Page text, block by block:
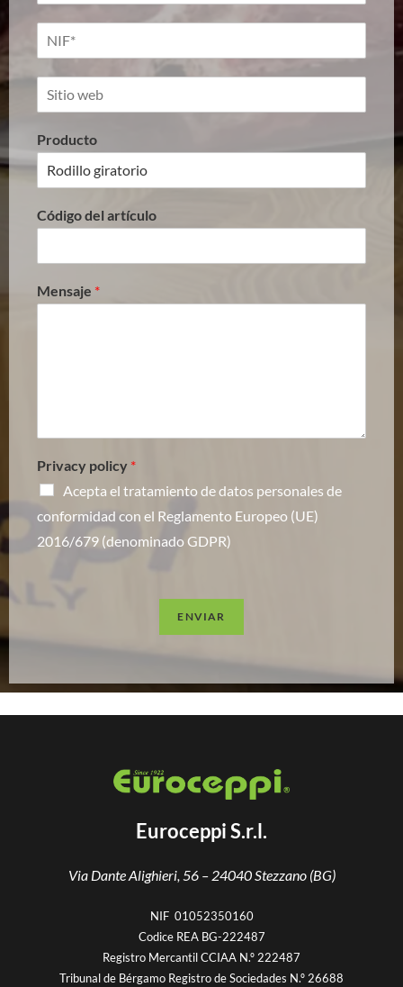
Producto
Código del artículo
Mensaje *
Privacy policy *
Acepta el tratamiento de datos personales de
conformidad con el Reglamento Europeo (UE)
2016/679 (denominado GDPR)
ENVIAR
Euroceppi S.r.l.
Via Dante Alighieri, 56 – 24040 Stezzano (BG)
NIF 01052350160
Codice REA BG-222487
Registro Mercantil CCIAA N.º 222487
Tribunal de Bérgamo Registro de Sociedades N.º 26688